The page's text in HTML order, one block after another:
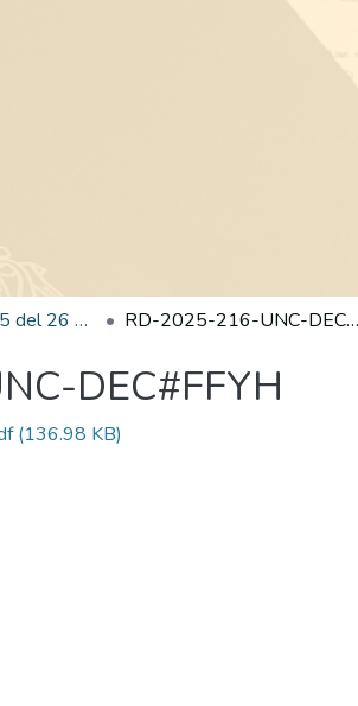
Edición 001/2025 del 26 de mayo de 2025 RD-2025-216-UNC-DEC#FFYH
DEC#FFYH
(136.98 KB)